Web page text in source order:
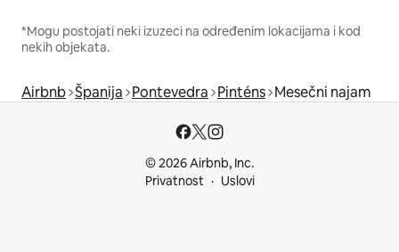
*Mogu postojati neki izuzeci na određenim lokacijama i kod
nekih objekata.
Airbnb Španija Pontevedra Pinténs Mesečni najam
© 2026 Airbnb, Inc.
Privatnost
Uslovi